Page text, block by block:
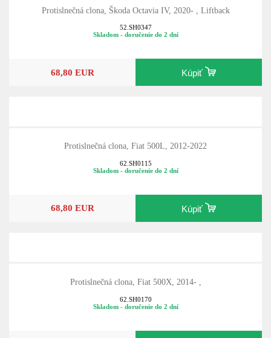
Protislnečná clona, Škoda Octavia IV, 2020- , Liftback
52.SH0347
Skladom - doručenie do 2 dní
68,80 EUR Kúpiť
Protislnečná clona, Fiat 500L, 2012-2022
62.SH0115
Skladom - doručenie do 2 dní
68,80 EUR Kúpiť
Protislnečná clona, Fiat 500X, 2014- ,
62.SH0170
Skladom - doručenie do 2 dní